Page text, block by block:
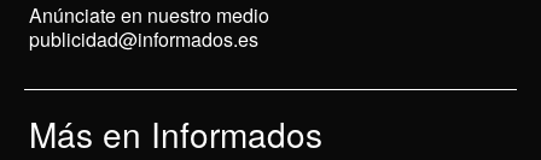
Anúnciate en nuestro medio
publicidad@informados.es
Más en Informados